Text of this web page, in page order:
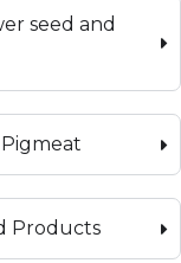
seed and
Products